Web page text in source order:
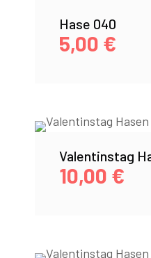
Hase 040
5,00 €
Valentinstag
10,00 €